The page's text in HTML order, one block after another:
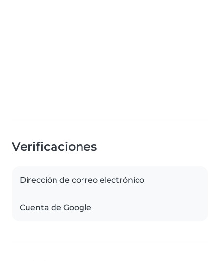
Verificaciones
Dirección de correo electrónico
Cuenta de Google